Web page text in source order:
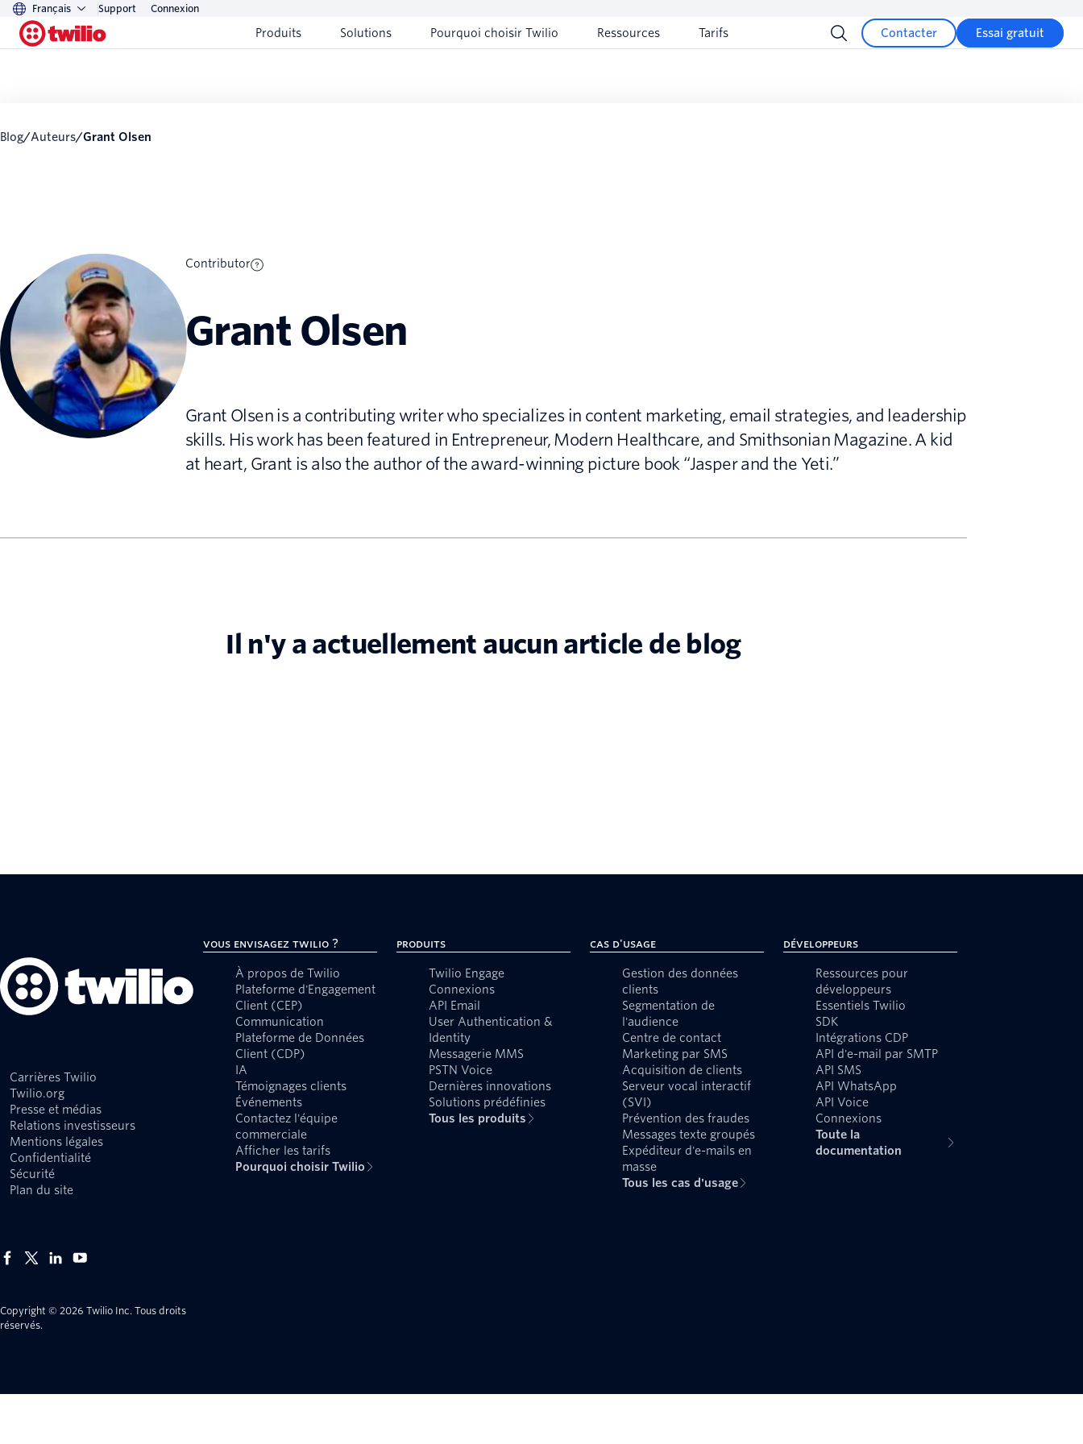
Français Support Connexion
Produits Solutions Pourquoi choisir Twilio Ressources Tarifs Contacter Essai gratuit
Blog/ Auteurs/ Grant Olsen
Contributor
Grant Olsen
Grant Olsen is a contributing writer who specializes in content marketing, email strategies, and leadership
skills. His work has been featured in Entrepreneur, Modern Healthcare, and Smithsonian Magazine. A kid
at heart, Grant is also the author of the award-winning picture book “Jasper and the Yeti.”
Il n'y a actuellement aucun article de blog
Carrières Twilio
Twilio.org
Presse et médias
Relations investisseurs
Mentions légales
Confidentialité
Sécurité
Plan du site
Copyright © 2026 Twilio Inc. Tous droits
réservés.
Vous envisagez Twilio ?
À propos de Twilio
Plateforme d'Engagement
Client (CEP)
Communication
Plateforme de Données
Client (CDP)
IA
Témoignages clients
Événements
Contactez l'équipe
commerciale
Afficher les tarifs
Pourquoi choisir Twilio
Produits
Twilio Engage
Connexions
API Email
User Authentication &
Identity
Messagerie MMS
PSTN Voice
Dernières innovations
Solutions prédéfinies
Tous les produits
Cas d'usage
Gestion des données
clients
Segmentation de
l'audience
Centre de contact
Marketing par SMS
Acquisition de clients
Serveur vocal interactif
(SVI)
Prévention des fraudes
Messages texte groupés
Expéditeur d'e-mails en
masse
Tous les cas d'usage
Développeurs
Ressources pour
développeurs
Essentiels Twilio
SDK
Intégrations CDP
API d'e-mail par SMTP
API SMS
API WhatsApp
API Voice
Connexions
Toute la
documentation